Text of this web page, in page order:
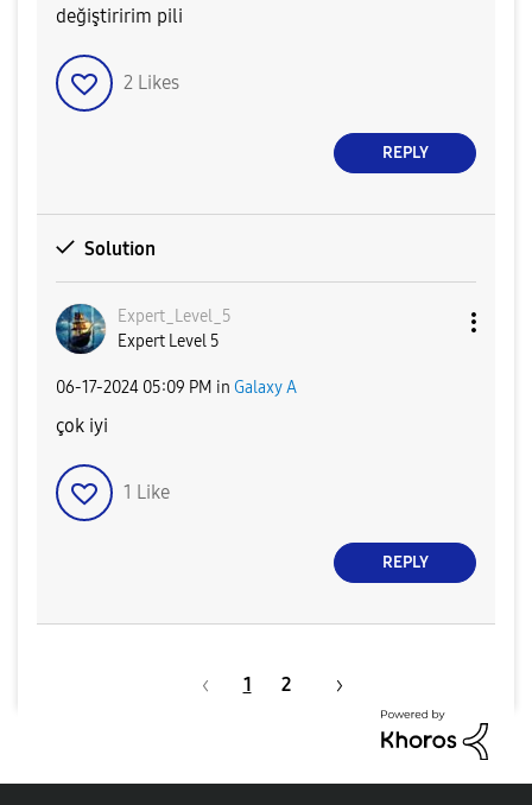
değiştiririm pili
2 Likes
REPLY
Solution
Expert_Level_5
Expert Level 5
‎06-17-2024 05:09 PM in Galaxy A
çok iyi
1 Like
REPLY
1 2